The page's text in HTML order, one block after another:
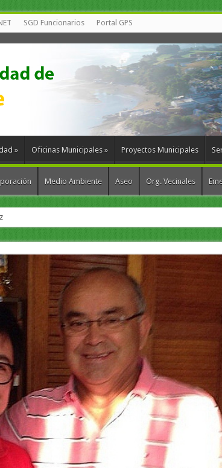
SGD Funcionarios Portal GPS
» Oficinas Municipales » Proyectos Municipales
Medio Ambiente Aseo Org. Vecinales
comunas para fortalecer la gestión de residuos e